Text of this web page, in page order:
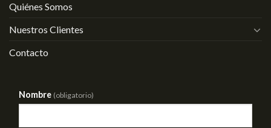
Quiénes Somos
Nuestros Clientes
Contacto
Nombre (obligatorio)